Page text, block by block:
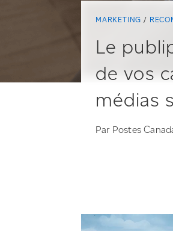
MARKETING
Le
de vos
médias
Par Postes